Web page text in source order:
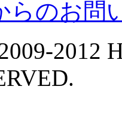
らのお問
2012